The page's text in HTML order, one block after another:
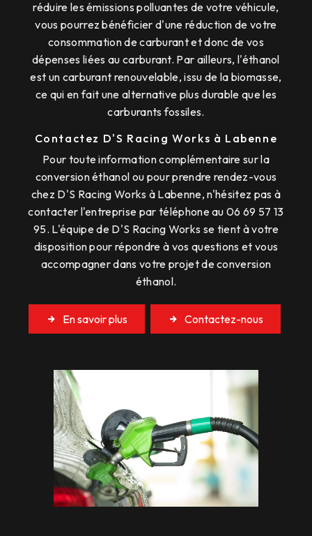
réduire les émissions polluantes de votre véhicule,
vous pourrez bénéficier d'une réduction de votre
consommation de carburant et donc de vos
dépenses liées au carburant. Par ailleurs, l'éthanol
est un carburant renouvelable, issu de la biomasse,
ce qui en fait une alternative plus durable que les
carburants fossiles.
Contactez D'S Racing Works à Labenne
Pour toute information complémentaire sur la
conversion éthanol ou pour prendre rendez-vous
chez D'S Racing Works à Labenne, n'hésitez pas à
contacter l'entreprise par téléphone au 06 69 57 13
95. L'équipe de D'S Racing Works se tient à votre
disposition pour répondre à vos questions et vous
accompagner dans votre projet de conversion
éthanol.
En savoir plus Contactez-nous